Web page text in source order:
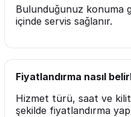
Bulunduğunuz konuma
içinde servis sağlanır.
Fiyatlandırma nasıl
Hizmet türü, saat ve
şekilde fiyatlandırma